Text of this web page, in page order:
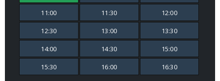
11:00 11:30 12:00
12:30 13:00 13:30
14:00 14:30 15:00
15:30 16:00 16:30